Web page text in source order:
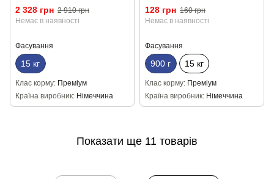
ягняти 15 кг
2 328 грн 2 910 грн
Немає в наявності
Фасування
15 кг
Клас корму Преміум
Країна виробник Німеччина
128 грн 160 грн
Немає в наявності
Фасування
900 г 15 кг
Клас корму Преміум
Країна виробник Німеччина
Показати ще 11 товарів